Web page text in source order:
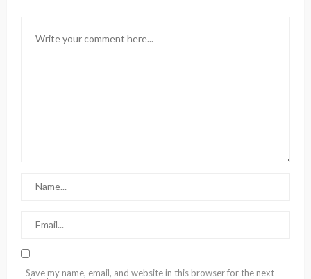
Save my name, email, and website in this browser for the next